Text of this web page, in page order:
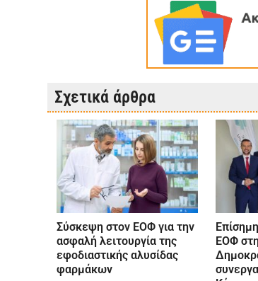
Σχετικά άρθρα
Σύσκεψη στον ΕΟΦ για την
ασφαλή λειτουργία της
εφοδιαστικής αλυσίδας
φαρμάκων
ΕΟΦ